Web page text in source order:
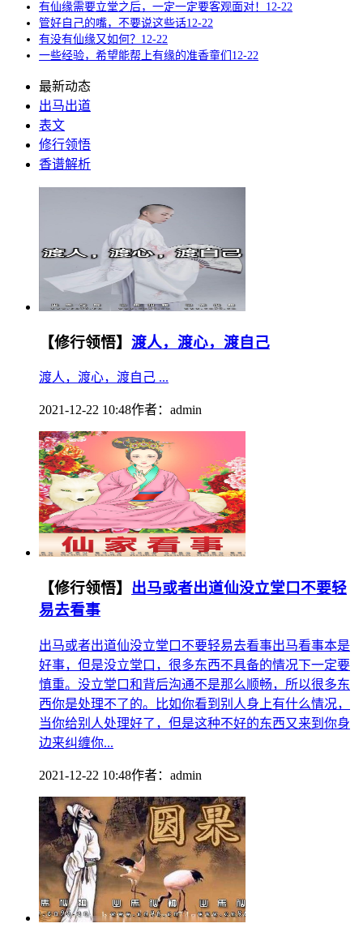
有仙缘需要立堂之后，一定一定要客观面对！ 12-22
管好自己的嘴，不要说这些话12-22
有没有仙缘又如何？ 12-22
一些经验，希望能帮上有缘的准香童们 12-22
最新动态
出马出道
表文
修行领悟
香谱解析
【修行领悟】 渡人，渡心，渡自己
渡人，渡心，渡自己 ...
2021-12-22 10:48作者： admin
【修行领悟】 出马或者出道仙没立堂口不要轻
易去看事
出马或者出道仙没立堂口不要轻易去看事出马看事本是
好事，但是没立堂口，很多东西不具备的情况下一定要
慎重。没立堂口和背后沟通不是那么顺畅，所以很多东
西你是处理不了的。比如你看到别人身上有什么情况，
当你给别人处理好了，但是这种不好的东西又来到你身
边来纠缠你...
2021-12-22 10:48作者： admin